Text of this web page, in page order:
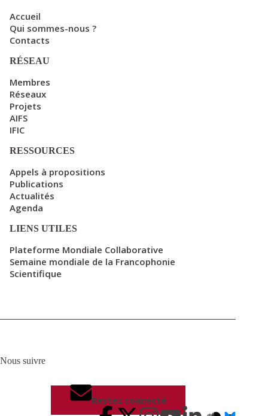
Accueil
Qui sommes-nous ?
Contacts
RÉSEAU
Membres
Réseaux
Projets
AIFS
IFIC
RESSOURCES
Appels à propositions
Publications
Actualités
Agenda
LIENS UTILES
Plateforme Mondiale Collaborative
Semaine mondiale de la Francophonie
Scientifique
Nous suivre
Restez connecté